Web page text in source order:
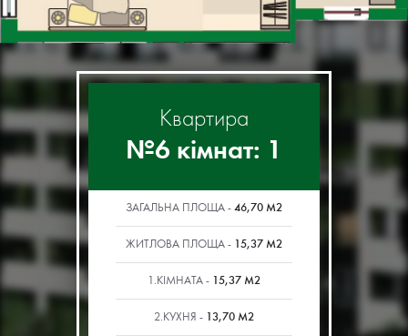
Квартира
№6 кімнат: 1
ЗАГАЛЬНА ПЛОЩА - 46,70 М2
ЖИТЛОВА ПЛОЩА - 15,37 М2
1.КІМНАТА - 15,37 М2
2.КУХНЯ - 13,70 М2